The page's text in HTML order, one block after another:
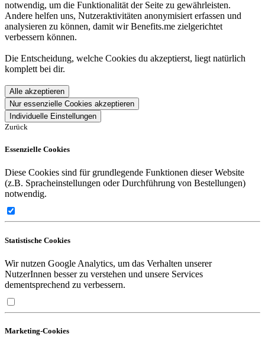
notwendig, um die Funktionalität der Seite zu gewährleisten.
Andere helfen uns, Nutzeraktivitäten anonymisiert erfassen und
analysieren zu können, damit wir Benefits.me zielgerichtet
verbessern können.
Die Entscheidung, welche Cookies du akzeptierst, liegt natürlich
komplett bei dir.
Alle akzeptieren
Nur essenzielle Cookies akzeptieren
Individuelle Einstellungen
Zurück
Essenzielle Cookies
Diese Cookies sind für grundlegende Funktionen dieser Website
(z.B. Spracheinstellungen oder Durchführung von Bestellungen)
notwendig.
Statistische Cookies
Wir nutzen Google Analytics, um das Verhalten unserer
NutzerInnen besser zu verstehen und unsere Services
dementsprechend zu verbessern.
Marketing-Cookies